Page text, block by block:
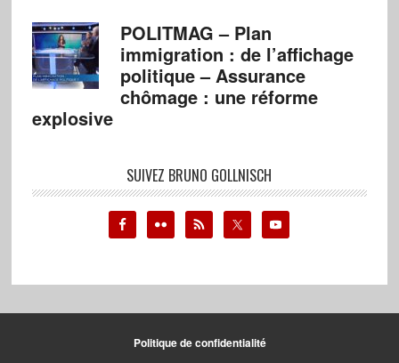
POLITMAG – Plan
immigration : de l’affichage
politique – Assurance
chômage : une réforme
explosive
SUIVEZ BRUNO GOLLNISCH
Politique de confidentialité